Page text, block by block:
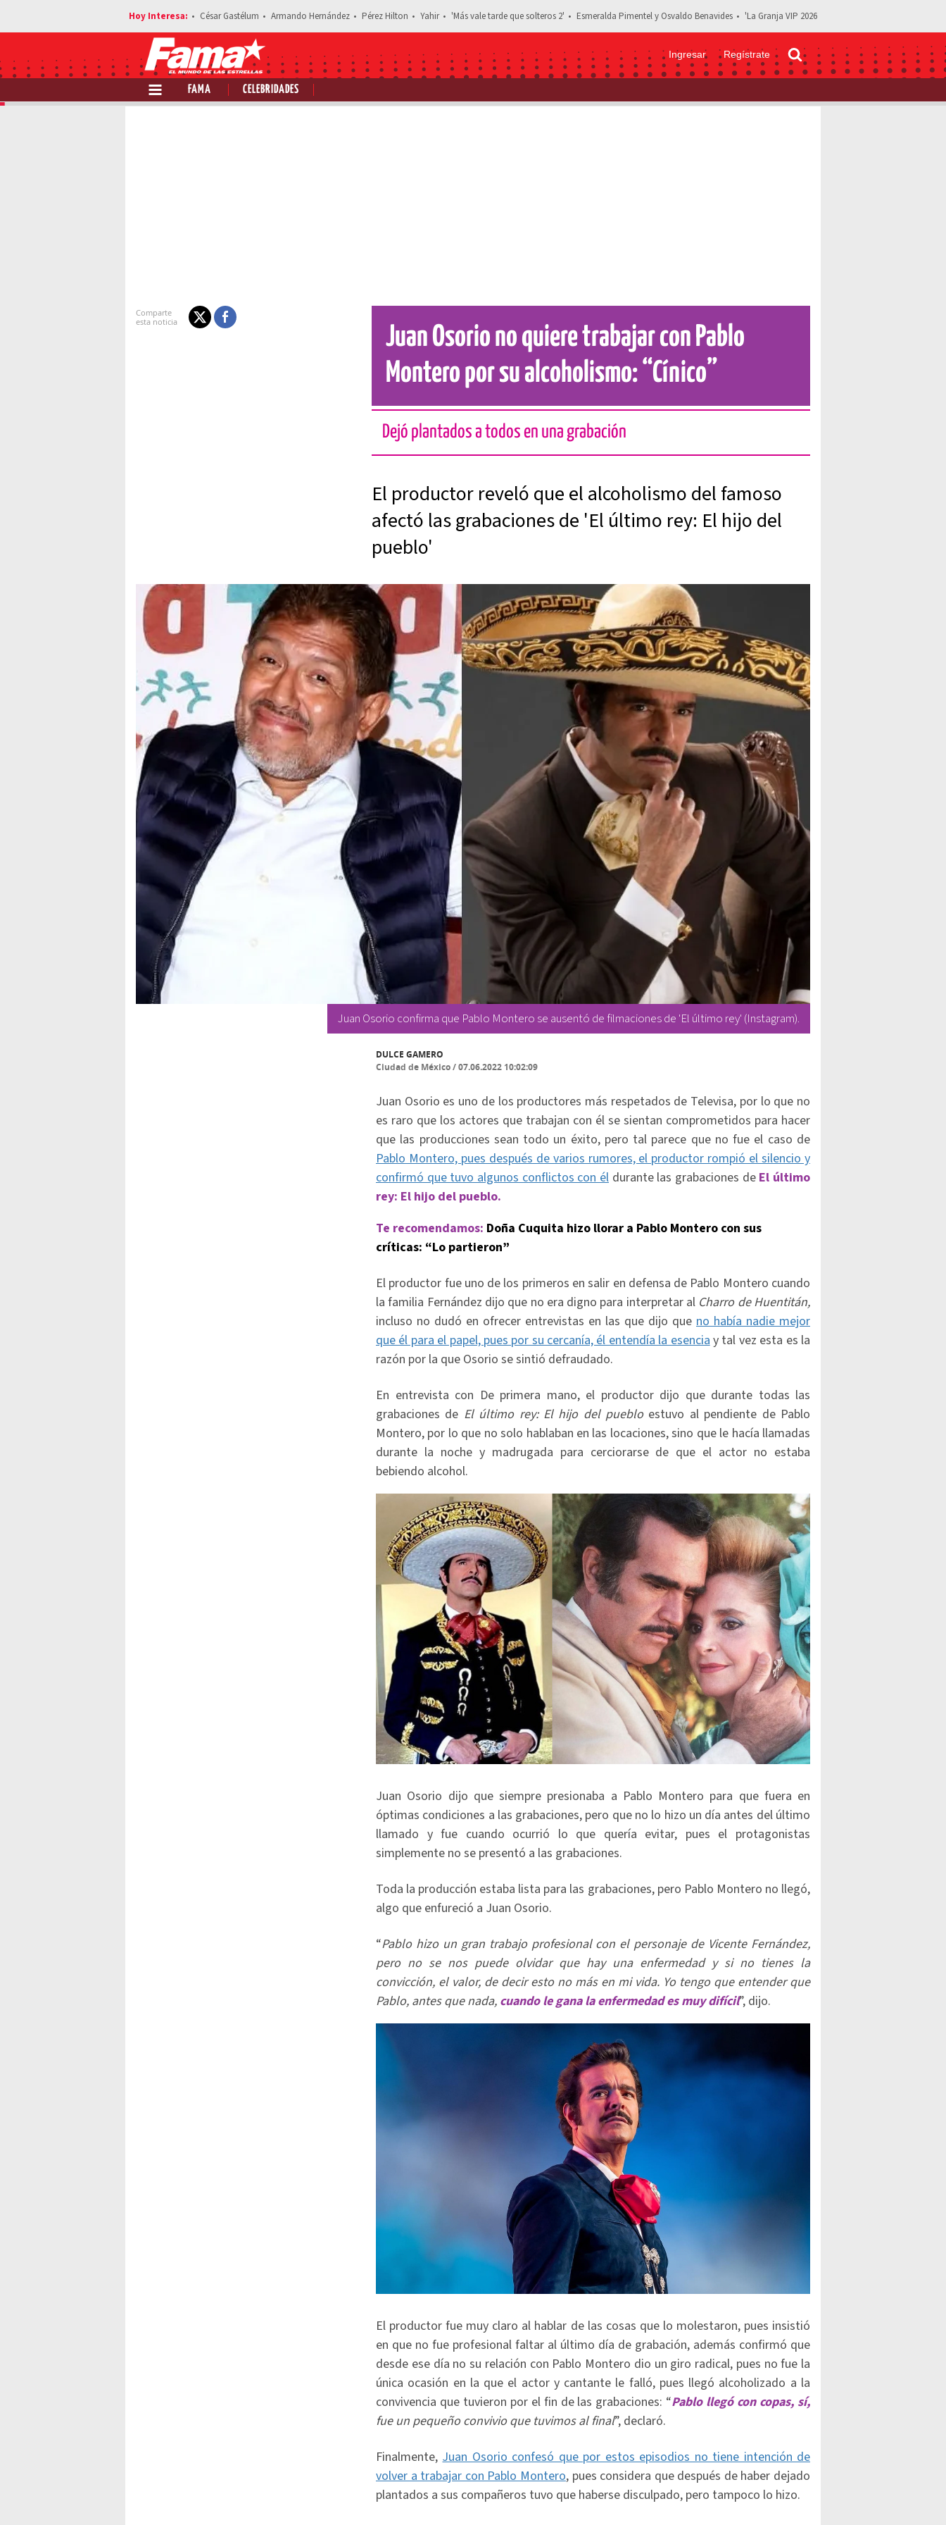
César Gastélum Armando Hernández Pérez Hilton Yahir 'Más vale tarde que solteros 2' Esmeralda Pimentel y Osvaldo Benavides 'La Granja VIP 2026
Ingresar Regístrate
FAMA CELEBRIDADES
Estás leyendo: Juan Osorio no quiere trabajar con Pablo Montero por su alcoholismo: “Cínico”
Juan Osorio no quiere trabajar con Pablo
Montero por su alcoholismo: “Cínico”
Dejó plantados a todos en una grabación
El productor reveló que el alcoholismo del famoso
afectó las grabaciones de 'El último rey: El hijo del
pueblo'
Juan Osorio confirma que Pablo Montero se ausentó de filmaciones de 'El último rey' (Instagram).
DULCE GAMERO
Ciudad de México/07.06.2022 10:02:09
Juan Osorio es uno de los productores más respetados de Televisa, por lo que no
es raro que los actores que trabajan con él se sientan comprometidos para hacer
que las producciones sean todo un éxito, pero tal parece que no fue el caso de
Pablo Montero, pues después de varios rumores, el productor rompió el silencio y
confirmó que tuvo algunos conflictos con él durante las grabaciones deEl último
rey: El hijo del pueblo.
Te recomendamos: Doña Cuquita hizo llorar a Pablo Montero con sus
críticas: “Lo partieron”
El productor fue uno de los primeros en salir en defensa de Pablo Montero cuando
la familia Fernández dijo que no era digno para interpretar al Charro de Huentitán,
incluso no dudó en ofrecer entrevistas en las que dijo que no había nadie mejor
que él para el papel, pues por su cercanía, él entendía la esenciay tal vez esta es la
razón por la que Osorio se sintió defraudado.
En entrevista con De primera mano, el productor dijo que durante todas las
grabaciones de El último rey: El hijo del puebloestuvo al pendiente de Pablo
Montero, por lo que no solo hablaban en las locaciones, sino que le hacía llamadas
durante la noche y madrugada para cerciorarse de que el actor no estaba
bebiendo alcohol.
Juan Osorio dijo que siempre presionaba a Pablo Montero para que fuera en
óptimas condiciones a las grabaciones, pero que no lo hizo un día antes del último
llamado y fue cuando ocurrió lo que quería evitar, pues el protagonistas
simplemente no se presentó a las grabaciones.
Toda la producción estaba lista para las grabaciones, pero Pablo Montero no llegó,
algo que enfureció a Juan Osorio.
“Pablo hizo un gran trabajo profesional con el personaje de Vicente Fernández,
pero no se nos puede olvidar que hay una enfermedad y si no tienes la
convicción, el valor, de decir esto no más en mi vida. Yo tengo que entender que
Pablo, antes que nada, cuando le gana la enfermedad es muy difícil”, dijo.
El productor fue muy claro al hablar de las cosas que lo molestaron, pues insistió
en que no fue profesional faltar al último día de grabación, además confirmó que
desde ese día no su relación con Pablo Montero dio un giro radical, pues no fue la
única ocasión en la que el actor y cantante le falló, pues llegó alcoholizado a la
convivencia que tuvieron por el fin de las grabaciones: “Pablo llegó con copas, sí,
fue un pequeño convivio que tuvimos al final”, declaró.
Finalmente, Juan Osorio confesó que por estos episodios no tiene intención de
volver a trabajar con Pablo Montero, pues considera que después de haber dejado
plantados a sus compañeros tuvo que haberse disculpado, pero tampoco lo hizo.